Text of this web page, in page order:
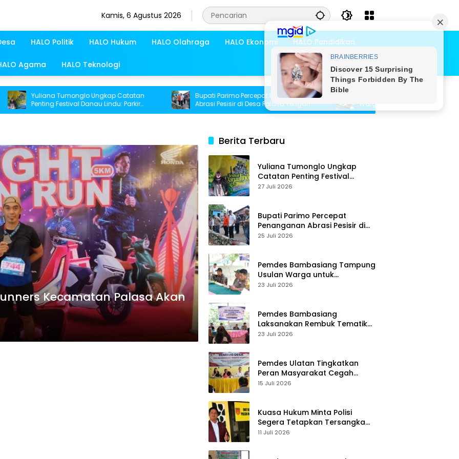
Kamis, 6 Agustus 2026
HALO Politik HALO Hukum HALO Olahraga HALO Ekonomi HALO Pendidikan
Agama HALO Teknologi
Yuliana Tumonglo Ungkap Catatan
Penting Festival Danau Lindu: Parkir
hingga Toilet Harus Jadi Prioritas
Bupati Parimo Percepat Penanganan
Abrasi Pesisir di Desa Palasa Tengah
Warga untuk Penyusunan RKPDes 2027
Kecamatan Palasa Akan
Berita Terbaru
Yuliana Tumonglo Ungkap
Catatan Penting Festival
Danau Lindu: Parkir hingga
27 Juli 2026
Bupati Parimo Percepat
Penanganan Abrasi Pesisir di
Desa Palasa Tengah
25 Juli 2026
Pemdes Bambasiang Tampung
Usulan Warga untuk
Penyusunan RKPDes 2027
23 Juli 2026
Pemdes Bambasiang
Laksanakan Rembuk Tematik
Stunting
23 Juli 2026
Pemdes Ulatan Tingkatkan
Peran Masyarakat Cegah
Stunting
15 Juli 2026
Kuasa Hukum Minta Polisi
Segera Tetapkan Tersangka
Usai Kasus Pencurian di Rumah
11 Juli 2026